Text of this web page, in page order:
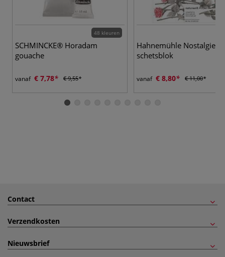
48 kleuren
SCHMINCKE® Horadam
gouache
vanaf € 7,78 € 9,55
Hahnemühle Nostalgie
schetsblok
vanaf € 8,80 € 11,00
Contact
Verzendkosten
Nieuwsbrief